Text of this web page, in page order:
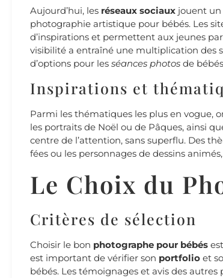
Aujourd’hui, les réseaux sociaux jouent un
photographie artistique pour bébés. Les
d’inspirations et permettent aux jeunes
visibilité a entraîné une multiplication des
d’options pour les séances photos de
Inspirations et
Parmi les thématiques les plus en vogue,
les portraits de Noël ou de Pâques, ainsi
centre de l’attention, sans superflu. Des
fées ou les personnages de dessins
Le Choix du
Critères de sélection
Choisir le bon photographe pour bébés
est important de vérifier son portfolio et
bébés. Les témoignages et avis des